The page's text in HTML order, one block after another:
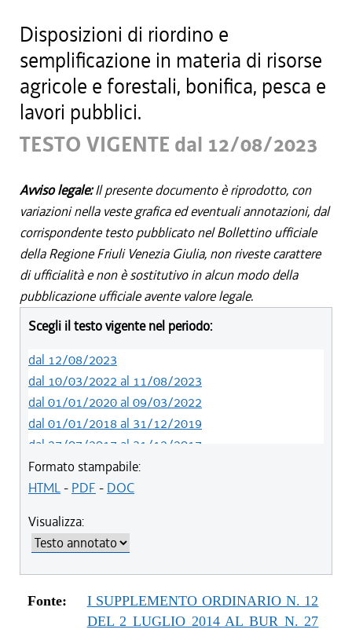
Disposizioni di riordino e
semplificazione in materia di risorse
agricole e forestali, bonifica, pesca e
lavori pubblici.
TESTO VIGENTE dal 12/08/2023
Avviso legale:Il presente documento è riprodotto, con
variazioni nella veste grafica ed eventuali annotazioni, dal
corrispondente testo pubblicato nel Bollettino ufficiale
della Regione Friuli Venezia Giulia, non riveste carattere
di ufficialità e non è sostitutivo in alcun modo della
pubblicazione ufficiale avente valore legale.
Scegli il testo vigente nel periodo:
dal 12/08/2023
dal 10/03/2022 al 11/08/2023
dal 01/01/2020 al 09/03/2022
dal 01/01/2018 al 31/12/2019
dal 27/07/2017 al 31/12/2017
dal 13/01/2016 al 26/07/2017
dal 07/01/2015 al 12/01/2016
Formato stampabile:
HTML- PDF - DOC
Visualizza:
Fonte:
I SUPPLEMENTO ORDINARIO N. 12
DEL 2 LUGLIO 2014 AL BUR N. 27